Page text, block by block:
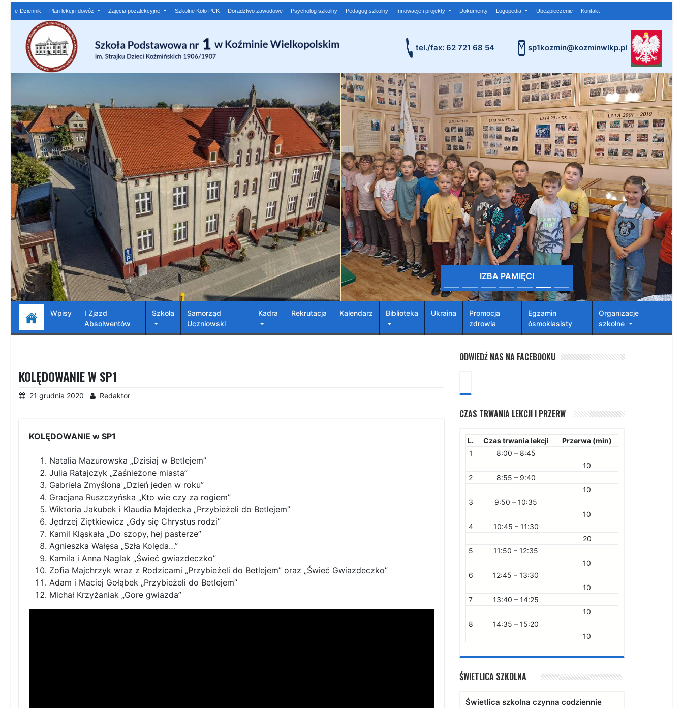
e-Dziennik Plan lekcji i dowóz Zajęcia pozalekcyjne Szkolne Koło PCK Doradztwo zawodowe Psycholog szkolny Pedagog szkolny Innowacje i projekty Dokumenty Logopedia Ubezpieczenie Kontakt
tel./fax: 62 721 68 54 sp1kozmin@kozminwlkp.pl
IZBA PAMIĘCI
Wpisy
I Zjazd
Absolwentów
Szkoła
Samorząd
Uczniowski
Kadra Rekrutacja Kalendarz Biblioteka Ukraina
Promocja
zdrowia
Egzamin
ósmoklasisty
Organizacje
szkolne
KOLĘDOWANIE W SP1
21 grudnia 2020 Redaktor
KOLĘDOWANIE w SP1
Natalia Mazurowska „Dzisiaj w Betlejem”
Julia Ratajczyk „Zaśnieżone miasta”
Gabriela Zmyślona „Dzień jeden w roku”
Gracjana Ruszczyńska „Kto wie czy za rogiem”
Wiktoria Jakubek i Klaudia Majdecka „Przybieżeli do Betlejem”
Jędrzej Ziętkiewicz „Gdy się Chrystus rodzi”
Kamil Kląskała „Do szopy, hej pasterze”
Agnieszka Wałęsa „Szła Kolęda…”
Kamila i Anna Naglak „Świeć gwiazdeczko”
Zofia Majchrzyk wraz z Rodzicami „Przybieżeli do Betlejem” oraz „Świeć Gwiazdeczko”
Adam i Maciej Gołąbek „Przybieżeli do Betlejem”
Michał Krzyżaniak „Gore gwiazda”
ODWIEDŹ NAS NA FACEBOOKU
CZAS TRWANIA LEKCJI I PRZERW
L. Czas trwania lekcji
Przerwa (min)
1
8:00 – 8:45
10
2
8:55 – 9:40
10
3
9:50 – 10:35
10
4
10:45 – 11:30
20
5
11:50 – 12:35
10
6
12:45 – 13:30
10
7
13:40 – 14:25
10
8
14:35 – 15:20
10
ŚWIETLICA SZKOLNA
Świetlica szkolna czynna codziennie